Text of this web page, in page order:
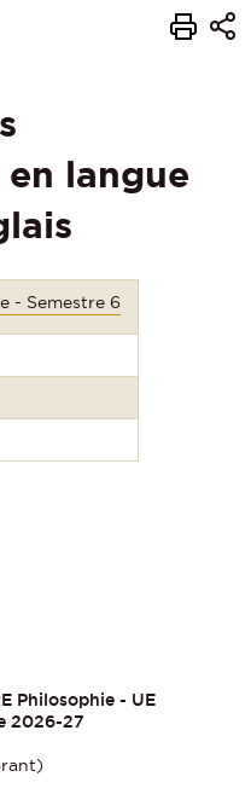
langue
- Semestre 6
Philosophie - UE
2026-27